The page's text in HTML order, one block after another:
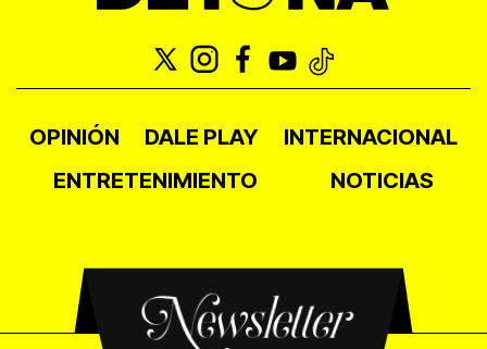
OPINIÓN DALE PLAY
INTERNACIONAL
ENTRETENIMIENTO
NOTICIAS
Newsletter